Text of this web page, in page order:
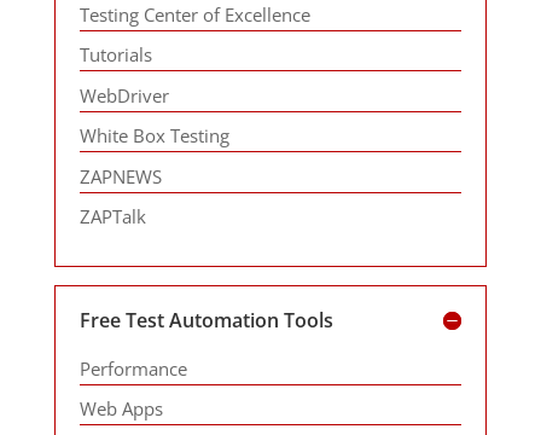
Testing Center of Excellence
Tutorials
WebDriver
White Box Testing
ZAPNEWS
ZAPTalk
Free Test Automation Tools
Performance
Web Apps